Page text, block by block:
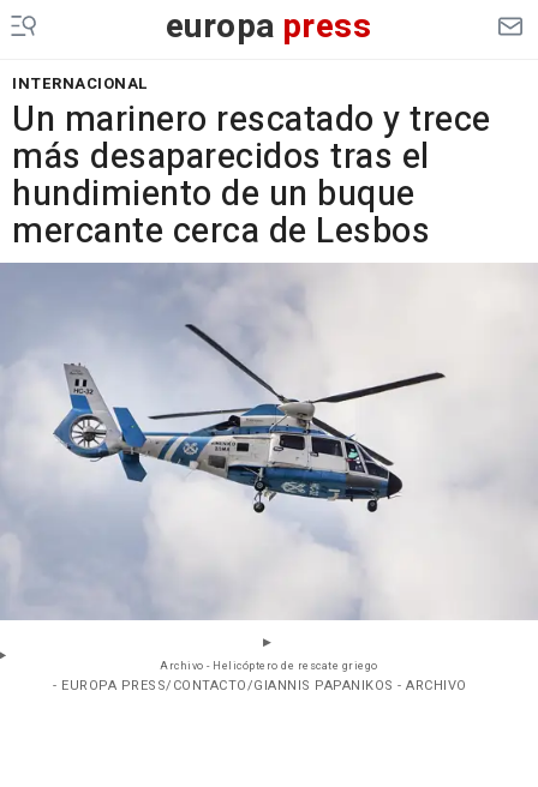
europa press
INTERNACIONAL
Un marinero rescatado y trece
más desaparecidos tras el
hundimiento de un buque
mercante cerca de Lesbos
Archivo - Helicóptero de rescate griego
- EUROPA PRESS/CONTACTO/GIANNIS PAPANIKOS - ARCHIVO